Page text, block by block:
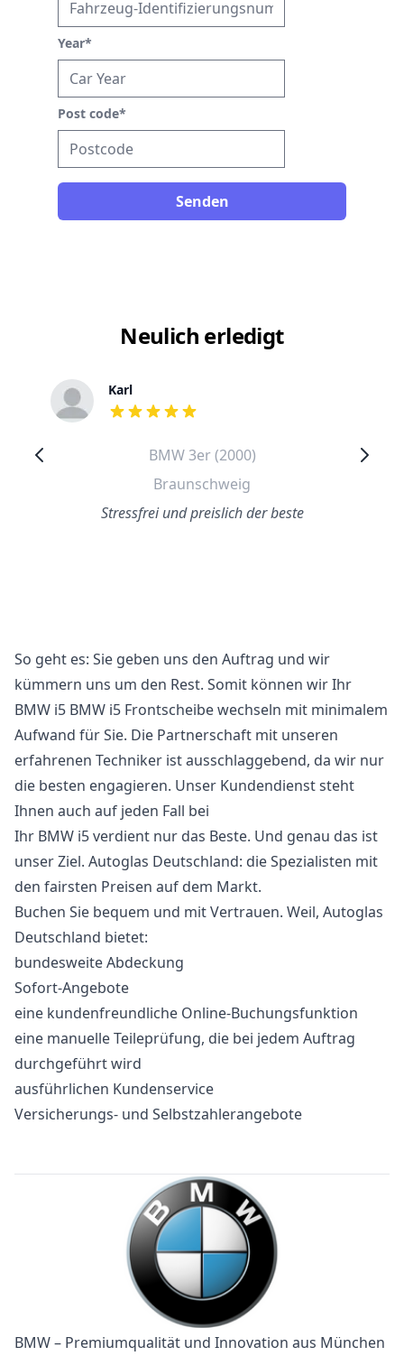
Year*
Post code*
Senden
Neulich erledigt
Karl
out of 5 stars
BMW 3er (2000)
Braunschweig
Stressfrei und preislich der beste
So geht es: Sie geben uns den Auftrag und wir
kümmern uns um den Rest. Somit können wir Ihr
BMW i5 BMW i5 Frontscheibe wechseln mit minimalem
Aufwand für Sie. Die Partnerschaft mit unseren
erfahrenen Techniker ist ausschlaggebend, da wir nur
die besten engagieren. Unser Kundendienst steht
Ihnen auch auf jeden Fall bei
Ihr BMW i5 verdient nur das Beste. Und genau das ist
unser Ziel. Autoglas Deutschland: die Spezialisten mit
den fairsten Preisen auf dem Markt.
Buchen Sie bequem und mit Vertrauen. Weil, Autoglas
Deutschland bietet:
bundesweite Abdeckung
Sofort-Angebote
eine kundenfreundliche Online-Buchungsfunktion
eine manuelle Teileprüfung, die bei jedem Auftrag
durchgeführt wird
ausführlichen Kundenservice
Versicherungs- und Selbstzahlerangebote
BMW – Premiumqualität und Innovation aus München